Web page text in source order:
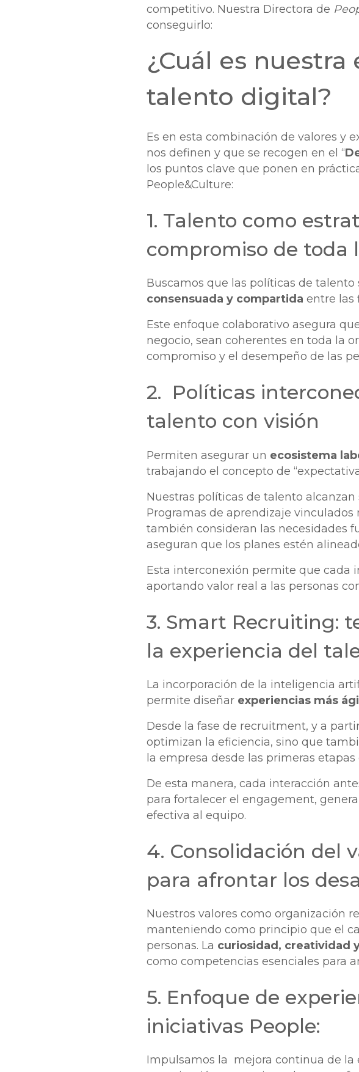
competitivo. Nuestra Directora de
conseguirlo:
¿Cuál es
talento digital?
Es en esta combinación de valores y
nos definen y que se recogen en el “
los puntos clave que ponen en
People&Culture:
1. Talento como
compromiso de toda
Buscamos que las políticas de
consensuada y compartida entre las
Este enfoque colaborativo asegura
negocio, sean coherentes en toda la
compromiso y el desempeño de las
2. Políticas
talento con visión
Permiten asegurar un ecosistema
trabajando el concepto de
Nuestras políticas de talento
Programas de aprendizaje
también consideran las necesidades
aseguran que los planes estén
Esta interconexión permite que cada
aportando valor real a las personas
3. Smart Recruiting:
la experiencia del
La incorporación de la inteligencia
permite diseñar experiencias más
Desde la fase de recruitment, y a
optimizan la eficiencia, sino que
la empresa desde las primeras
De esta manera, cada interacción
para fortalecer el engagement,
efectiva al equipo.
4. Consolidación del
para afrontar los
Nuestros valores como organización
manteniendo como principio que el
personas. La curiosidad, creatividad
como competencias esenciales para
5. Enfoque de
iniciativas People:
Impulsamos la mejora continua de la